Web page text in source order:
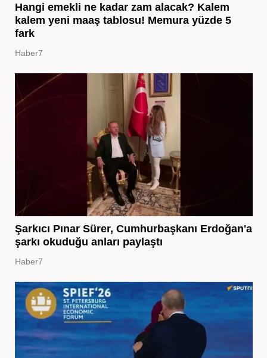
Hangi emekli ne kadar zam alacak? Kalem
kalem yeni maaş tablosu! Memura yüzde 5
fark
Haber7
Şarkıcı Pınar Sürer, Cumhurbaşkanı Erdoğan'a
şarkı okuduğu anları paylaştı
Haber7